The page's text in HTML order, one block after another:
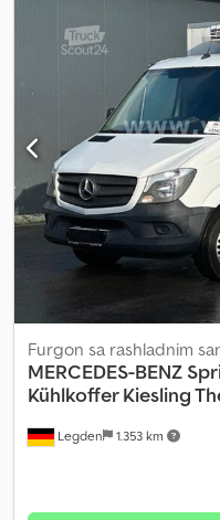
čađ, navigacioni sistem, !!!!!
servo volan, vazdušni
obrtomer, servo volan,
električni spoljašnji
krilna zadnja vrata,
Kerstner rashladno vozilo,
pravo na greške, zamenu i
pravnim licima i za izvoz. !!!!
staklo ima pukotinu !!!!!
moguća u Dekri, Tüv-u ili
Legden 1.353 km
Furgon sa rashladnim
MERCEDES-BENZ
Kühlkoffer Kiesling